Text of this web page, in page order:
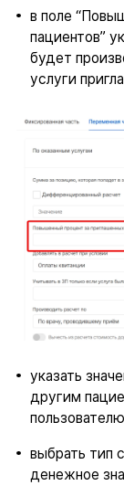
в поле
пациентов”
будет
услуги
указать
другим
пользователю
выбрать тип
денежное